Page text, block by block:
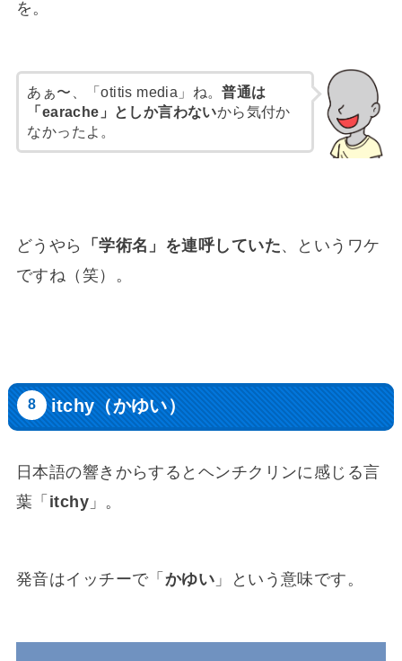
を。
あぁ〜、「otitis media」ね。普通は
「earache」としか言わないから気付か
なかったよ。
どうやら 「学術名」を連呼していた、というワケ
ですね（笑）。
itchy（かゆい）
日本語の響きからするとヘンチクリンに感じる言
葉「 itchy 」。
発音はイッチーで「 かゆい 」という意味です。